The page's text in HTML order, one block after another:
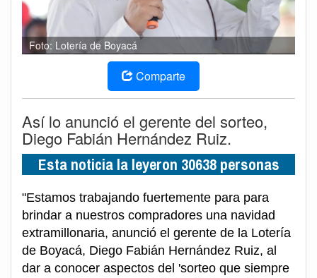
Foto: Lotería de Boyacá
Comparte
Así lo anunció el gerente del sorteo,
Diego Fabián Hernández Ruiz.
Esta noticia la leyeron 30638 personas
"Estamos trabajando fuertemente para para
brindar a nuestros compradores una navidad
extramillonaria, anunció el gerente de la Lotería
de Boyacá, Diego Fabián Hernández Ruiz, al
dar a conocer aspectos del 'sorteo que siempre